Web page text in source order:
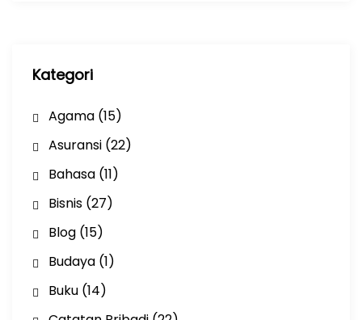
Kategori
Agama(15)
Asuransi(22)
Bahasa(11)
Bisnis(27)
Blog(15)
Budaya(1)
Buku(14)